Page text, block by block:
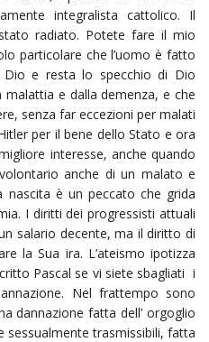
integralista cattolico. Il
radiato. Potete fare il mio
particolare che l’uomo è fatto
e resta lo specchio di Dio
e dalla demenza, e che
senza far eccezioni per malati
per il bene dello Stato e ora
interesse, anche quando
anche di un malato e
è un peccato che grida
I diritti dei progressisti attuali
salario decente, ma il diritto di
la Sua ira. L’ateismo ipotizza
Pascal se vi siete sbagliati i
Nel frattempo sono
dannazione fatta dell’ orgoglio
trasmissibili, fatta